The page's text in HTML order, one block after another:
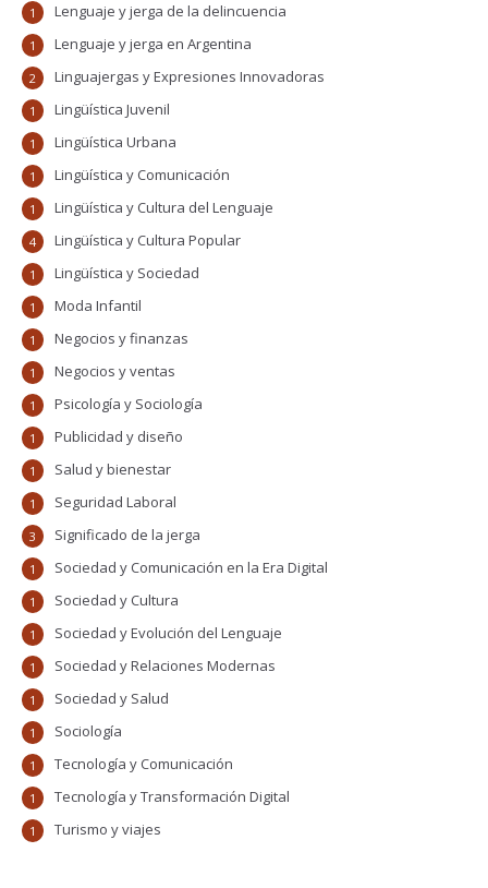
Lenguaje y jerga de la delincuencia
1
Lenguaje y jerga en Argentina
1
Linguajergas y Expresiones Innovadoras
2
Lingüística Juvenil
1
Lingüística Urbana
1
Lingüística y Comunicación
1
Lingüística y Cultura del Lenguaje
1
Lingüística y Cultura Popular
4
Lingüística y Sociedad
1
Moda Infantil
1
Negocios y finanzas
1
Negocios y ventas
1
Psicología y Sociología
1
Publicidad y diseño
1
Salud y bienestar
1
Seguridad Laboral
1
Significado de la jerga
3
Sociedad y Comunicación en la Era Digital
1
Sociedad y Cultura
1
Sociedad y Evolución del Lenguaje
1
Sociedad y Relaciones Modernas
1
Sociedad y Salud
1
Sociología
1
Tecnología y Comunicación
1
Tecnología y Transformación Digital
1
Turismo y viajes
1